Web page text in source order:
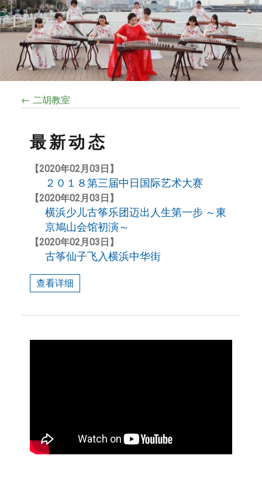
← 二胡教室
最新动态
【2020年02月03日】
２０１８第三届中日国际艺术大赛
【2020年02月03日】
横浜少儿古筝乐团迈出人生第一步 ～東
京鳩山会馆初演～
【2020年02月03日】
古筝仙子飞入横浜中华街
查看详细